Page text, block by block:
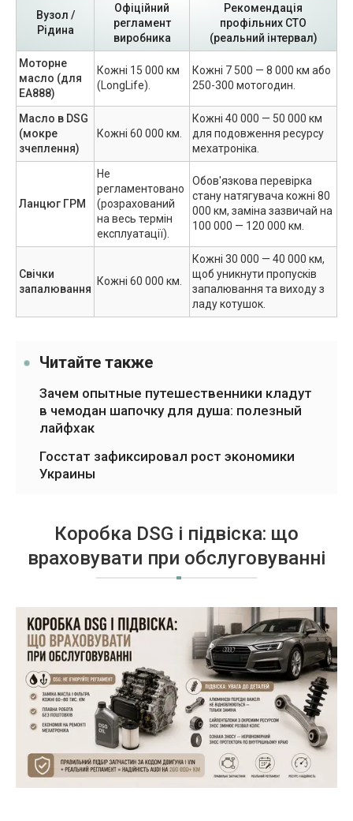
Вузол /
Рідина
Офіційний
регламент
виробника
Рекомендація
профільних СТО
(реальний інтервал)
Моторне
масло (для
EA888)
Кожні 15 000 км
(LongLife).
Кожні 7 500 — 8 000 км або
250-300 мотогодин.
Масло в DSG
(мокре
зчеплення)
Кожні 60 000 км.
Кожні 40 000 — 50 000 км
для подовження ресурсу
мехатроніка.
Ланцюг ГРМ
Не
регламентовано
(розрахований
на весь термін
експлуатації).
Обов'язкова перевірка
стану натягувача кожні 80
000 км, заміна зазвичай на
100 000 — 120 000 км.
Свічки
запалювання
Кожні 60 000 км.
Кожні 30 000 — 40 000 км,
щоб уникнути пропусків
запалювання та виходу з
ладу котушок.
Читайте также
Зачем опытные путешественники кладут
в чемодан шапочку для душа: полезный
лайфхак
Госстат зафиксировал рост экономики
Украины
Коробка DSG i пiдвiска: що
враховувати при обслуговуваннi